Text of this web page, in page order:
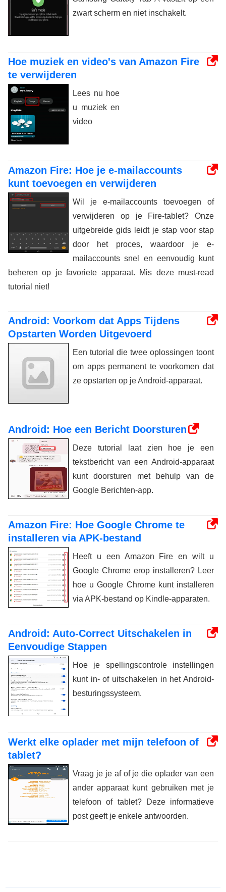
zwart scherm en niet inschakelt.
Hoe muziek en video's van Amazon Fire
te verwijderen
Lees nu hoe
u muziek en
video
Amazon Fire: Hoe je e-mailaccounts
kunt toevoegen en verwijderen
Wil je e-mailaccounts toevoegen of
verwijderen op je Fire-tablet? Onze
uitgebreide gids leidt je stap voor stap
door het proces, waardoor je e-
mailaccounts snel en eenvoudig kunt
beheren op je favoriete apparaat. Mis deze must-read
tutorial niet!
Android: Voorkom dat Apps Tijdens
Opstarten Worden Uitgevoerd
Een tutorial die twee oplossingen toont
om apps permanent te voorkomen dat
ze opstarten op je Android-apparaat.
Android: Hoe een Bericht Doorsturen
Deze tutorial laat zien hoe je een
tekstbericht van een Android-apparaat
kunt doorsturen met behulp van de
Google Berichten-app.
Amazon Fire: Hoe Google Chrome te
installeren via APK-bestand
Heeft u een Amazon Fire en wilt u
Google Chrome erop installeren? Leer
hoe u Google Chrome kunt installeren
via APK-bestand op Kindle-apparaten.
Android: Auto-Correct Uitschakelen in
Eenvoudige Stappen
Hoe je spellingscontrole instellingen
kunt in- of uitschakelen in het Android-
besturingssysteem.
Werkt elke oplader met mijn telefoon of
tablet?
Vraag je je af of je die oplader van een
ander apparaat kunt gebruiken met je
telefoon of tablet? Deze informatieve
post geeft je enkele antwoorden.